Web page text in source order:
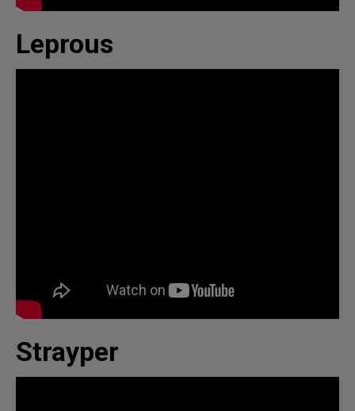
Leprous
Strayper